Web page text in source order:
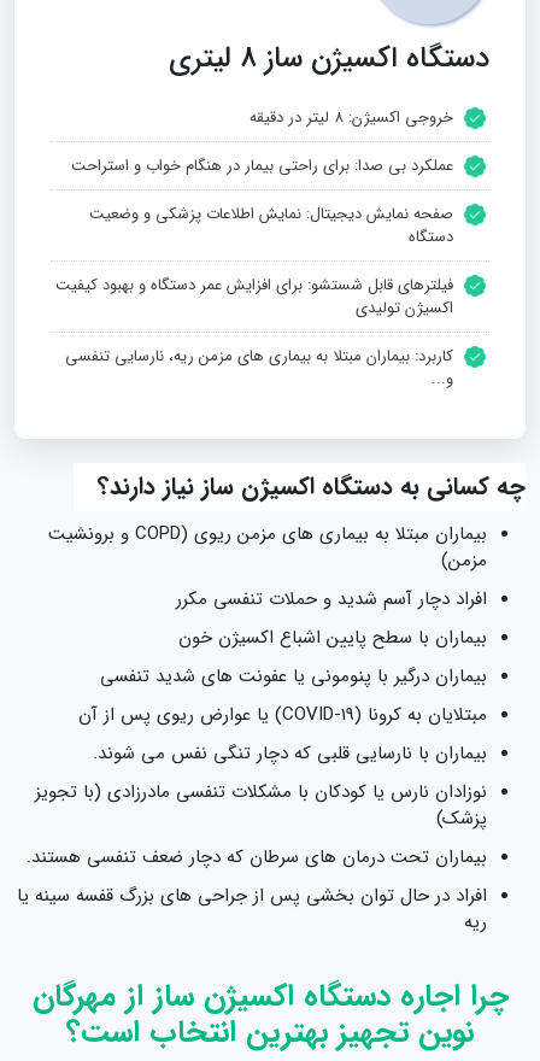
دستگاه اکسیژن ساز 8 لیتری
خروجی اکسیژن: 8 لیتر در دقیقه
عملکرد بی‌ صدا: برای راحتی بیمار در هنگام خواب و استراحت
صفحه نمایش دیجیتال: نمایش اطلاعات پزشکی و وضعیت
دستگاه
فیلترهای قابل شستشو: برای افزایش عمر دستگاه و بهبود کیفیت
اکسیژن تولیدی
کاربرد: بیماران مبتلا به بیماری‌ های مزمن ریه، نارسایی تنفسی
و...
چه کسانی به دستگاه اکسیژن‌ ساز نیاز دارند؟
بیماران مبتلا به بیماری‌ های مزمن ریوی (COPD و برونشیت
مزمن)
افراد دچار آسم شدید و حملات تنفسی مکرر
بیماران با سطح پایین اشباع اکسیژن خون
بیماران درگیر با پنومونی یا عفونت‌ های شدید تنفسی
مبتلایان به کرونا (COVID-19) یا عوارض ریوی پس از آن
بیماران با نارسایی قلبی که دچار تنگی نفس می‌ شوند.
نوزادان نارس یا کودکان با مشکلات تنفسی مادرزادی (با تجویز
پزشک)
بیماران تحت درمان‌ های سرطان که دچار ضعف تنفسی هستند.
افراد در حال توان‌ بخشی پس از جراحی‌ های بزرگ قفسه سینه یا
ریه
چرا اجاره دستگاه اکسیژن‌ ساز از مهرگان
نوین تجهیز بهترین انتخاب است؟